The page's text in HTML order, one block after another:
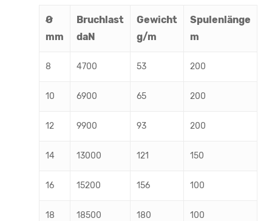
Ø
mm
Bruchlast
daN
Gewicht
g/m
Spulenlänge
m
8 4700 53 200
10 6900 65 200
12 9900 93 200
14 13000 121 150
16 15200 156 100
18 18500 180 100